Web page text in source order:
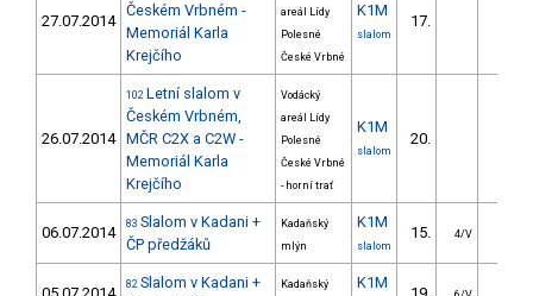
27.07.2014
Českém Vrbném -
Memoriál Karla
Krejčího
areál Lídy
Polesné
České Vrbné
K1M
slalom
17.
26.07.2014
102 Letní slalom v
Českém Vrbném,
MČR C2X a C2W -
Memoriál Karla
Krejčího
Vodácký
areál Lídy
Polesné
České Vrbné
- horní trať
K1M
slalom
20.
06.07.2014 83 Slalom v Kadani +
ČP předžáků
Kadaňský
mlýn
K1M
slalom
15. 4/V
82 Slalom v Kadani +
Kadaňský
K1M